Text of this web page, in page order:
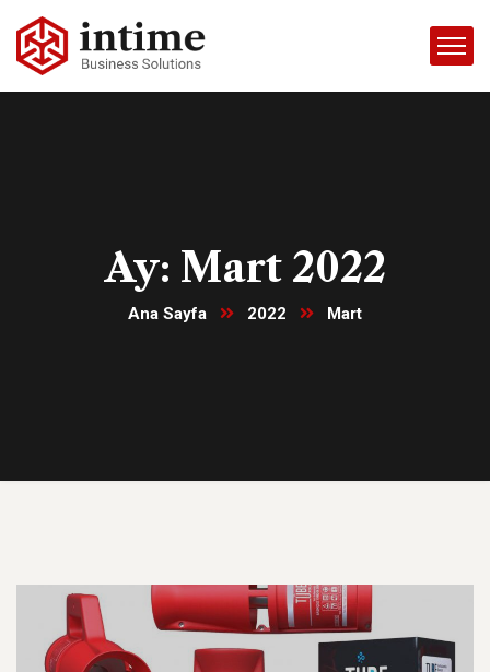
Ay: Mart 2022
Ana Sayfa 2022 Mart